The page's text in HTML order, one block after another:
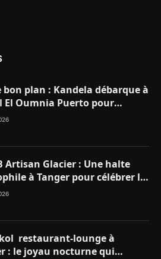
bon plan : Kandela débarque à
El Oumnia Puerto pour
le Chiringuito Malibu
Artisan Glacier : Une halte
à Tanger pour célébrer la
aux matières
restaurant-lounge à
: le joyau nocturne qui